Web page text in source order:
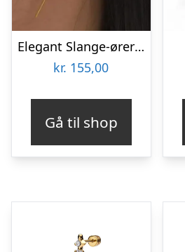
Elegant Slange-ørering i Forgyldt Design – Golden Snake Climber
kr. 155,00
Gå til shop